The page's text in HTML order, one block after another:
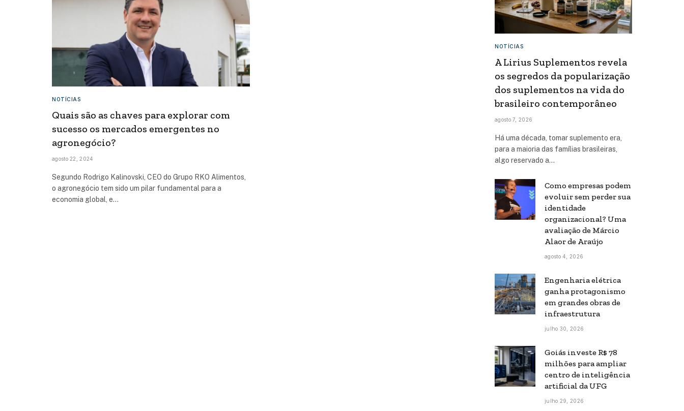
NOTÍCIAS
Quais são as chaves para explorar com
sucesso os mercados emergentes no
agronegócio?
agosto 22, 2024
Segundo Rodrigo Kalinovski, CEO do Grupo RKO Alimentos,
o agronegócio tem sido um pilar fundamental para a
economia global, e…
NOTÍCIAS
A Lirius Suplementos revela
os segredos da popularização
dos suplementos na vida do
brasileiro contemporâneo
agosto 7, 2026
Há uma década, tomar suplemento era,
para a maioria das famílias brasileiras,
algo reservado a…
Como empresas podem
evoluir sem perder sua
identidade
organizacional? Uma
avaliação de Márcio
Alaor de Araújo
agosto 4, 2026
Engenharia elétrica
ganha protagonismo
em grandes obras de
infraestrutura
julho 30, 2026
Goiás investe R$ 78
milhões para ampliar
centro de inteligência
artificial da UFG
julho 29, 2026